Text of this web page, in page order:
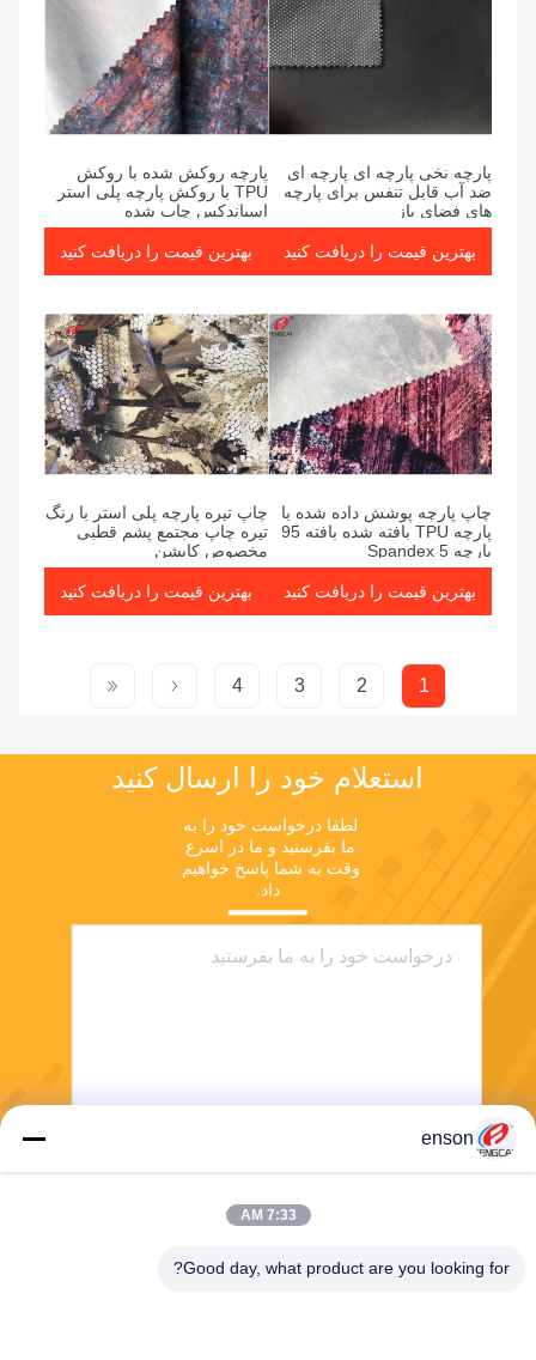
پارچه نخی پارچه ای پارچه ای
ضد آب قابل تنفس برای پارچه
های فضای باز
بهترین قیمت را دریافت کنید
پارچه روکش شده با روکش
TPU با روکش پارچه پلی استر
اسپاندکس چاپ شده
بهترین قیمت را دریافت کنید
چاپ پارچه پوشش داده شده با
پارچه TPU بافته شده بافته 95
پارچه 5 Spandex
بهترین قیمت را دریافت کنید
چاپ تیره پارچه پلی استر با رنگ
تیره چاپ مجتمع پشم قطبی
مخصوص کاپشن
بهترین قیمت را دریافت کنید
1
2
3
4
استعلام خود را ارسال کنید
ما بفرستید و ما در اسرع
داد.
ارسال
enson
7:33 AM
Good day, what product are you looking for?